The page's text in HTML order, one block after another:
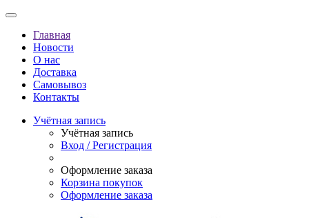
Главная
Новости
О нас
Доставка
Самовывоз
Контакты
Учётная запись
Учётная запись
Вход / Регистрация
Оформление заказа
Корзина покупок
Оформление заказа